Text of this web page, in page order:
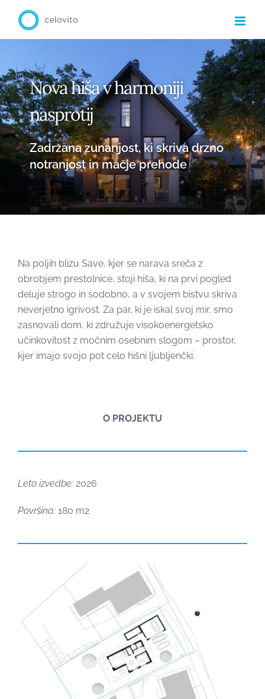
content
Nova hiša v harmoniji
nasprotij
Zadržana zunanjost, ki skriva drzno
notranjost in mačje prehode
Na poljih blizu Save, kjer se narava sreča z
obrobjem prestolnice, stoji hiša, ki na prvi pogled
deluje strogo in sodobno, a v svojem bistvu skriva
neverjetno igrivost. Za par, ki je iskal svoj mir, smo
zasnovali dom, ki združuje visokoenergetsko
učinkovitost z močnim osebnim slogom – prostor,
kjer imajo svojo pot celo hišni ljubljenčki.
O PROJEKTU
Leto izvedbe: 2026
Površina: 180 m2